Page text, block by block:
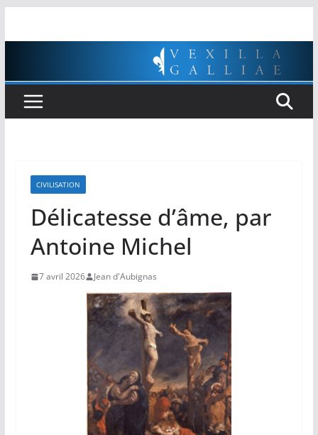
CIVILISATION
Délicatesse d’âme, par
Antoine Michel
7 avril 2026 Jean d'Aubignas